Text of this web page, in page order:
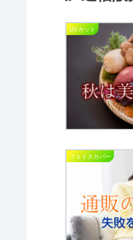
UVカット
フェイスカバー